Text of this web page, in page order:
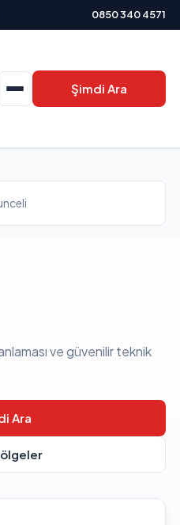
0850 340 4571
Şimdi Ara
ve güvenilir teknik
Ara